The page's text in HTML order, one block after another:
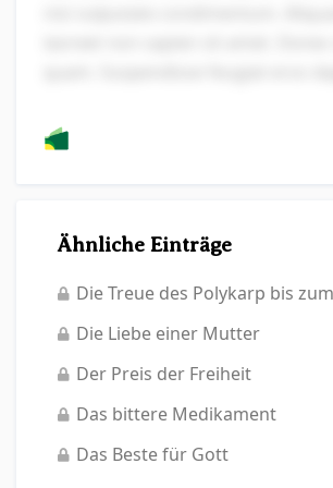
Ähnliche Einträge
Die Treue des Polykarp bis
Die Liebe einer Mutter
Der Preis der Freiheit
Das bittere Medikament
Das Beste für Gott